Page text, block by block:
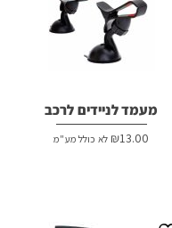
מעמד לניידים לרכב
₪13.00 לא כולל מע"מ